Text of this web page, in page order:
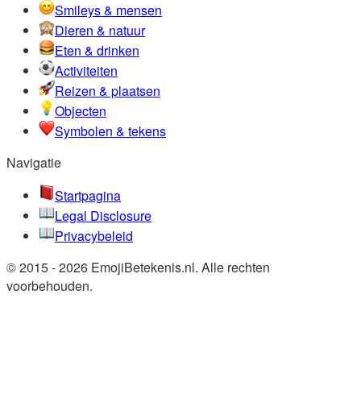
Smileys & mensen
Dieren & natuur
Eten & drinken
Activiteiten
Reizen & plaatsen
Objecten
Symbolen & tekens
Navigatie
Startpagina
Legal Disclosure
Privacybeleid
© 2015 - 2026 EmojiBetekenis.nl. Alle rechten
voorbehouden.